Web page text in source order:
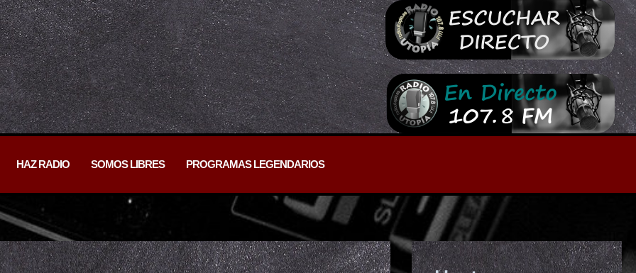
HAZ RADIO SOMOS LIBRES PROGRAMAS LEGENDARIOS